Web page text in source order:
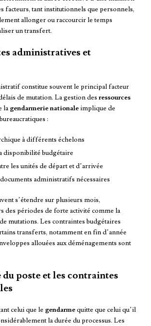
facteurs, tant institutionnels que personnels,
allonger ou raccourcir le temps
un transfert.
administratives et
constitue souvent le principal facteur
de mutation. La gestion des ressources
la gendarmerie nationaleimplique de
:
à différents échelons
disponibilité budgétaire
les unités de départ et d’arrivée
administratifs nécessaires
s’étendre sur plusieurs mois,
des périodes de forte activité comme la
mutations. Les contraintes budgétaires
transferts, notamment en fin d’année
allouées aux déménagements sont
poste et les contraintes
celui que le gendarmequitte que celui qu’il
la durée du processus. Les